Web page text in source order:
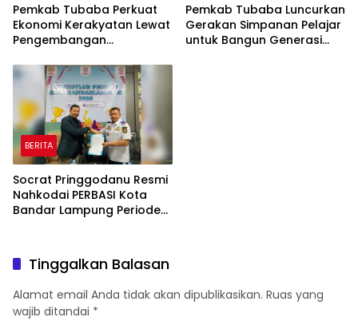
Pemkab Tubaba Perkuat
Ekonomi Kerakyatan Lewat
Pengembangan
Penyaluran KUR
Pemkab Tubaba Luncurkan
Gerakan Simpanan Pelajar
untuk Bangun Generasi
BERITA
Socrat Pringgodanu Resmi
Nahkodai PERBASI Kota
Bandar Lampung Periode
Tinggalkan Balasan
Alamat email Anda tidak akan dipublikasikan. Ruas yang
wajib ditandai *